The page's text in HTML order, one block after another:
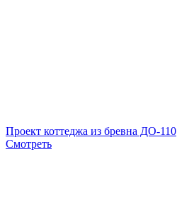
Проект коттеджа из бревна ДО-110
Смотреть